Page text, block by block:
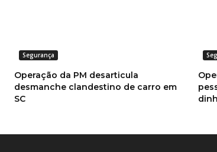
Segurança
Operação da PM desarticula
desmanche clandestino de carro em
SC